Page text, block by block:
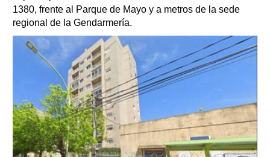
1380, frente al Parque de Mayo y a metros de la sede
regional de la Gendarmería.